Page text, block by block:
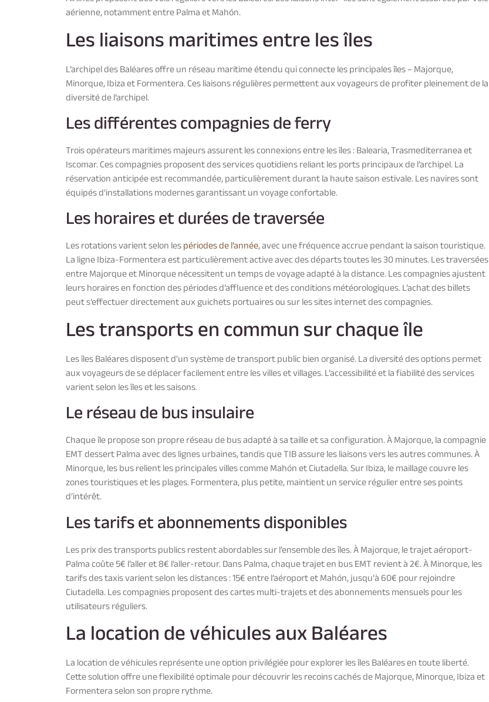
aérienne, notamment entre Palma et Mahón.
Les liaisons maritimes entre les îles
L’archipel des Baléares offre un réseau maritime étendu qui connecte les principales îles – Majorque,
Minorque, Ibiza et Formentera. Ces liaisons régulières permettent aux voyageurs de profiter pleinement de la
diversité de l’archipel.
Les différentes compagnies de ferry
Trois opérateurs maritimes majeurs assurent les connexions entre les îles : Balearia, Trasmediterranea et
Iscomar. Ces compagnies proposent des services quotidiens reliant les ports principaux de l’archipel. La
réservation anticipée est recommandée, particulièrement durant la haute saison estivale. Les navires sont
équipés d’installations modernes garantissant un voyage confortable.
Les horaires et durées de traversée
Les rotations varient selon lespériodes de l’année, avec une fréquence accrue pendant la saison touristique.
La ligne Ibiza-Formentera est particulièrement active avec des départs toutes les 30 minutes. Les traversées
entre Majorque et Minorque nécessitent un temps de voyage adapté à la distance. Les compagnies ajustent
leurs horaires en fonction des périodes d’affluence et des conditions météorologiques. L’achat des billets
peut s’effectuer directement aux guichets portuaires ou sur les sites internet des compagnies.
Les transports en commun sur chaque île
Les îles Baléares disposent d’un système de transport public bien organisé. La diversité des options permet
aux voyageurs de se déplacer facilement entre les villes et villages. L’accessibilité et la fiabilité des services
varient selon les îles et les saisons.
Le réseau de bus insulaire
Chaque île propose son propre réseau de bus adapté à sa taille et sa configuration. À Majorque, la compagnie
EMT dessert Palma avec des lignes urbaines, tandis que TIB assure les liaisons vers les autres communes. À
Minorque, les bus relient les principales villes comme Mahón et Ciutadella. Sur Ibiza, le maillage couvre les
zones touristiques et les plages. Formentera, plus petite, maintient un service régulier entre ses points
d’intérêt.
Les tarifs et abonnements disponibles
Les prix des transports publics restent abordables sur l’ensemble des îles. À Majorque, le trajet aéroport-
Palma coûte 5€ l’aller et 8€ l’aller-retour. Dans Palma, chaque trajet en bus EMT revient à 2€. À Minorque, les
tarifs des taxis varient selon les distances : 15€ entre l’aéroport et Mahón, jusqu’à 60€ pour rejoindre
Ciutadella. Les compagnies proposent des cartes multi-trajets et des abonnements mensuels pour les
utilisateurs réguliers.
La location de véhicules aux Baléares
La location de véhicules représente une option privilégiée pour explorer les îles Baléares en toute liberté.
Cette solution offre une flexibilité optimale pour découvrir les recoins cachés de Majorque, Minorque, Ibiza et
Formentera selon son propre rythme.